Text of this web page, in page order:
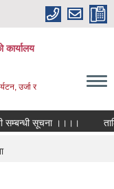
कार्यालय
उर्जा र
सूचना ।।।।